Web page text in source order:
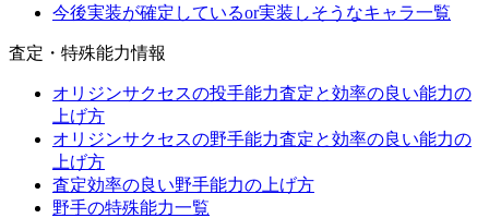
今後実装が確定しているor実装しそうなキャラ一覧
査定・特殊能力情報
オリジンサクセスの投手能力査定と効率の良い能力の
上げ方
オリジンサクセスの野手能力査定と効率の良い能力の
上げ方
査定効率の良い野手能力の上げ方
野手の特殊能力一覧